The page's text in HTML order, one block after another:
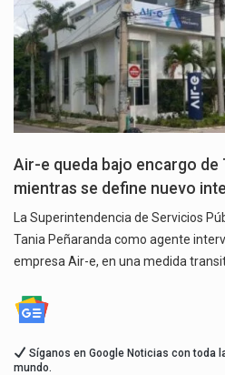
Air-e queda bajo encargo de
mientras se define nuevo
La Superintendencia de Servicios
Tania Peñaranda como agente
empresa Air-e, en una medida
Síganos en Google Noticias con toda
mundo.